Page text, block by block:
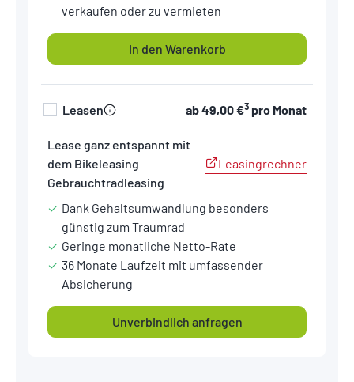
verkaufen oder zu vermieten
In den Warenkorb
Leasen ab49,00 €3 pro Monat
Lease ganz entspannt mit
dem Bikeleasing
Gebrauchtradleasing
Leasingrechner
Dank Gehaltsumwandlung besonders
günstig zum Traumrad
Geringe monatliche Netto-Rate
36 Monate Laufzeit mit umfassender
Absicherung
Unverbindlich anfragen